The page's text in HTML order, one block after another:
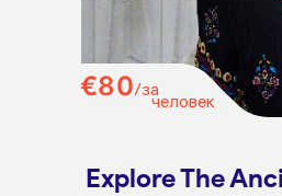
€80/за
человек
Explore The